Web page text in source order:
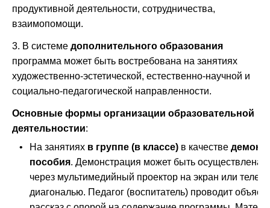
продуктивной деятельности, сотрудничества,
взаимопомощи.
3. В системе дополнительного образования
программа может быть востребована на занятиях
художественно-эстетической, естественно-научной и
социально-педагогической направленности.
Основные формы организации образовательной
деятельностии:
•
На занятиях в группе (в классе) в качестве
пособия. Демонстрация может быть осуществлена
через мультимедийный проектор на экран или
диагональю. Педагог (воспитатель) проводит